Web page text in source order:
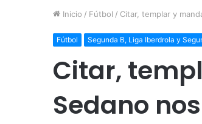
Inicio / Fútbol / Citar, templar y
Fútbol Segunda B, Liga Iberdrola y
Citar,
Sedano